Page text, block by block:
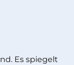
Es spiegelt